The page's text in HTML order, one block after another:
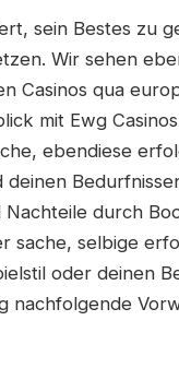
sein Bestes zu
Wir sehen
Casinos qua
mit Ewg
ebendiese
durch
sache, selbige
oder deinen
nachfolgende